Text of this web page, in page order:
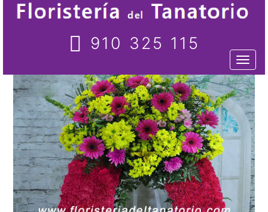
910 325 115